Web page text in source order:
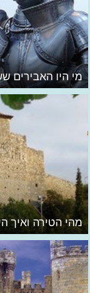
מי היו האבירים
מהי הטירה ואיך